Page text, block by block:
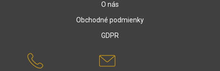
O nás
Obchodné podmienky
GDPR